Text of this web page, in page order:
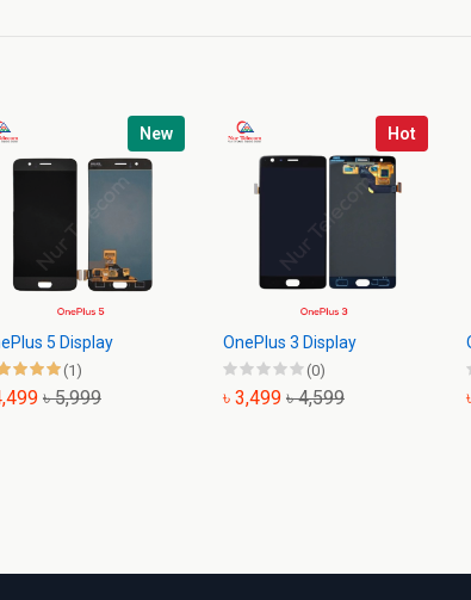
New
5 Display
(1)
৳ 5,999
Hot
OnePlus 3 Display
(0)
৳ 3,499 ৳ 4,599